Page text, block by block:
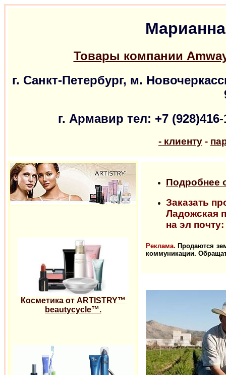
Товары компании
г. Санкт-Петербург, м.
г. Армавир тел: +7
- клиенту -
Косметика от ARTISTRY™
beautycycle™.
Подробнее
Заказать
Ладожская
на эл почту:
Реклама. Продаются
коммуникации.